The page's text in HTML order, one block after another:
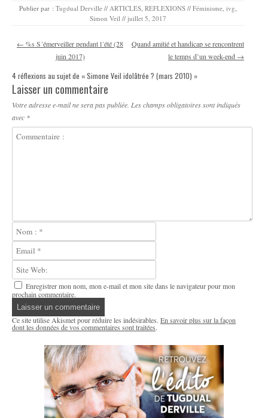
Publier par : Tugdual Derville // ARTICLES, REFLEXIONS // Féminisme, ivg,
Simon Veil // juillet 5, 2017
Navigation des articles
← %s S´émerveiller pendant l´été (28
juin 2017)
Quand amitié et handicap se rencontrent
le temps d’un week-end →
4 réflexions au sujet de «Simone Veil idolâtrée ? (mars 2010) »
Laisser un commentaire
Votre adresse e-mail ne sera pas publiée. Les champs obligatoires sont indiqués
avec *
Enregistrer mon nom, mon e-mail et mon site dans le navigateur pour mon
prochain commentaire.
Ce site utilise Akismet pour réduire les indésirables. En savoir plus sur la façon
dont les données de vos commentaires sont traitées.